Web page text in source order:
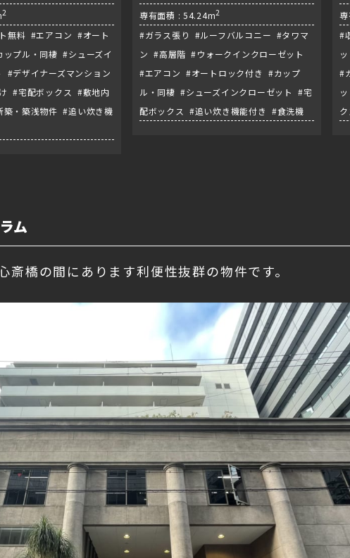
』
2
無料 #エアコン #オート
プル・同棲 #シューズイ
#デザイナーズマンション
#宅配ボックス #敷地内
・築浅物件 #追い炊き機
四つ橋線『四ツ橋駅』
専有面積 : 54.24m2
#ガラス張り #ルーフバルコニー #タワマ
ン #高層階 #ウォークインクローゼット
#エアコン #オートロック付き #カップ
ル・同棲 #シューズインクローゼット #宅
配ボックス #追い炊き機能付き #食洗機
#
#
ム
斎橋の間にあります利便性抜群の物件です。